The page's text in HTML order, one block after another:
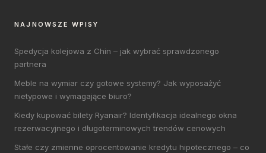
NAJNOWSZE WPISY
Spedycja kolejowa z Chin – jak wybrać sprawdzonego
partnera
Meble na wymiar czy gotowe systemy? Jak wyposażyć
nietypowe i wymagające biuro?
Kiedy kupować bilety Ryanair? Identyfikacja idealnego okna
rezerwacyjnego i długoterminowych trendów cenowych
Stałe czy zmienne oprocentowanie kredytu hipotecznego – co